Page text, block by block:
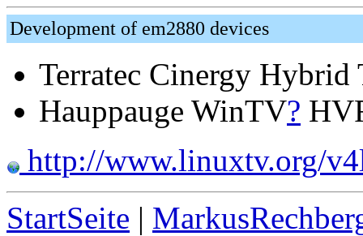
Development of em2880 devices
Terratec Cinergy Hybrid
Hauppauge WinTV?
http://www.linuxtv.org/
StartSeite |